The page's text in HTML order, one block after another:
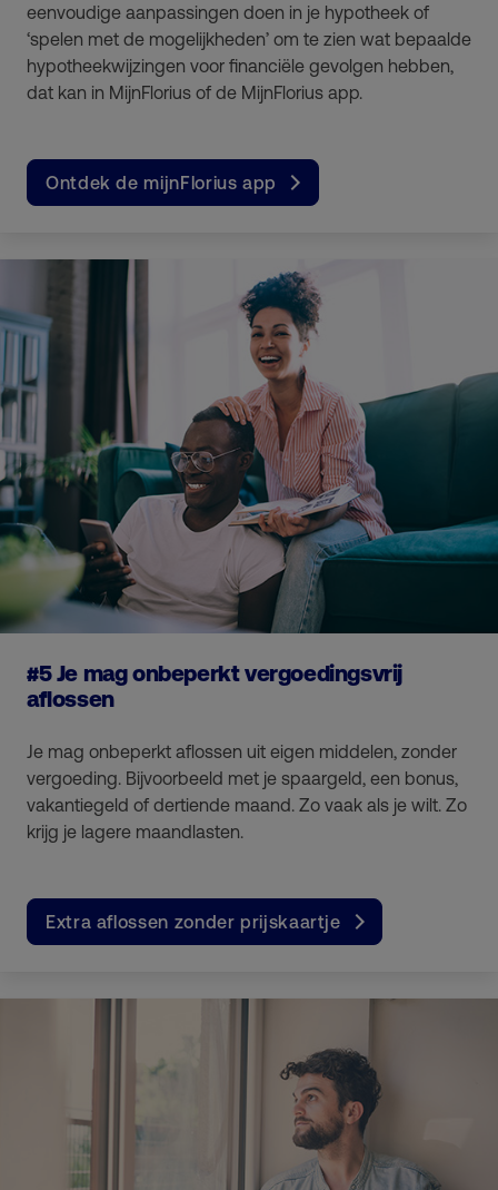
eenvoudige aanpassingen doen in je hypotheek of
‘spelen met de mogelijkheden’ om te zien wat bepaalde
hypotheekwijzingen voor financiële gevolgen hebben,
dat kan in MijnFlorius of de MijnFlorius app.
Ontdek de mijnFlorius app
#5 Je mag onbeperkt vergoedingsvrij
aflossen
Je mag onbeperkt aflossen uit eigen middelen, zonder
vergoeding. Bijvoorbeeld met je spaargeld, een bonus,
vakantiegeld of dertiende maand. Zo vaak als je wilt. Zo
krijg je lagere maandlasten.
Extra aflossen zonder prijskaartje